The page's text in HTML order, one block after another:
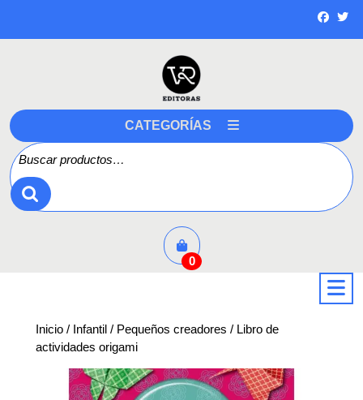
contenido
CATEGORÍAS
Buscar por:
0
Inicio / Infantil / Pequeños creadores / Libro de
actividades origami